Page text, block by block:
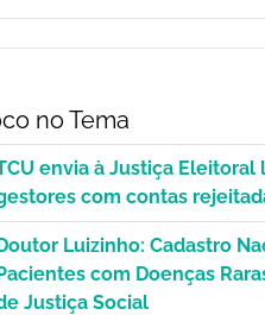
no Tema
envia à Justiça Eleitoral
com contas
Luizinho: Cadastro
com Doenças
Justiça Social